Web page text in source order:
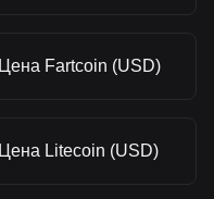
Цена Fartcoin (USD)
Цена Litecoin (USD)